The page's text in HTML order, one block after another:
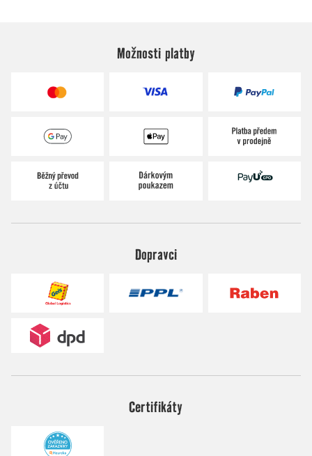
Možnosti platby
Dopravci
Certifikáty